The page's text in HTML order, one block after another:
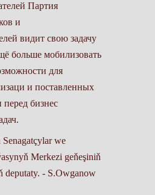
Партия
и
видит свою задачу
больше мобилизовать
для
и поставленных
бизнес
we
Merkezi geňeşiniň
deputaty. - S.Owganow